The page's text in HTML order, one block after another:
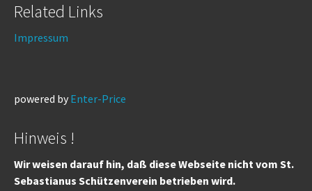
Related Links
Impressum
powered by Enter-Price
Hinweis !
Wir weisen darauf hin, daß diese Webseite nicht vom St.
Sebastianus Schützenverein betrieben wird.